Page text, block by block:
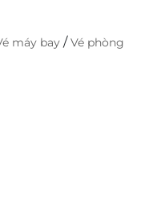
suốt quá trình
ẩm thực – du
cố đô
không chỉ là bữa
lắng đọng và
quan. Giữa không
tinh tế và Ca Huế
máy bay /Vé phòng